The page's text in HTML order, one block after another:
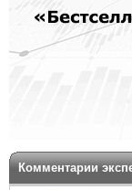
Комментарии